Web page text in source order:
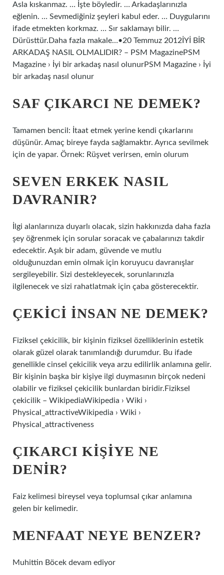
Asla kıskanmaz. … İşte böyledir. … Arkadaşlarınızla
eğlenin. … Sevmediğiniz şeyleri kabul eder. … Duygularını
ifade etmekten korkmaz. … Sır saklamayı bilir. …
Dürüsttür.Daha fazla makale…•20 Temmuz 2012İYİ BİR
ARKADAŞ NASIL OLMALIDIR? – PSM MagazinePSM
Magazine › İyi bir arkadaş nasıl olunurPSM Magazine › İyi
bir arkadaş nasıl olunur
SAF ÇIKARCI NE DEMEK?
Tamamen bencil: İtaat etmek yerine kendi çıkarlarını
düşünür. Amaç bireye fayda sağlamaktır. Ayrıca sevilmek
için de yapar. Örnek: Rüşvet verirsen, emin olurum
SEVEN ERKEK NASIL
DAVRANIR?
İlgi alanlarınıza duyarlı olacak, sizin hakkınızda daha fazla
şey öğrenmek için sorular soracak ve çabalarınızı takdir
edecektir. Aşık bir adam, güvende ve mutlu
olduğunuzdan emin olmak için koruyucu davranışlar
sergileyebilir. Sizi destekleyecek, sorunlarınızla
ilgilenecek ve sizi rahatlatmak için çaba gösterecektir.
ÇEKICI INSAN NE DEMEK?
Fiziksel çekicilik, bir kişinin fiziksel özelliklerinin estetik
olarak güzel olarak tanımlandığı durumdur. Bu ifade
genellikle cinsel çekicilik veya arzu edilirlik anlamına gelir.
Bir kişinin başka bir kişiye ilgi duymasının birçok nedeni
olabilir ve fiziksel çekicilik bunlardan biridir.Fiziksel
çekicilik – WikipediaWikipedia › Wiki ›
Physical_attractiveWikipedia › Wiki ›
Physical_attractiveness
ÇIKARCI KIŞIYE NE
DENIR?
Faiz kelimesi bireysel veya toplumsal çıkar anlamına
gelen bir kelimedir.
MENFAAT NEYE BENZER?
Muhittin Böcek devam ediyor